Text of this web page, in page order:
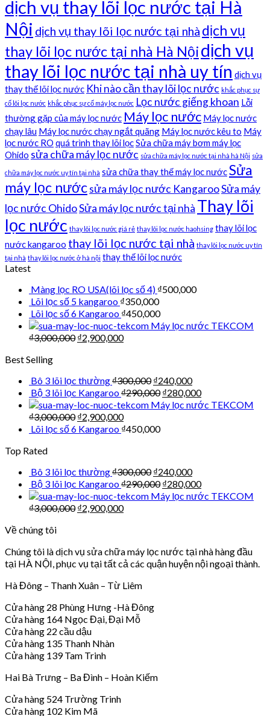
dịch vụ thay lõi lọc nước tại Hà
Nội dịch vụ thay lõi lọc nước tại nhà dịch vụ
thay lõi lọc nước tại nhà Hà Nộidịch vụ
thay lõi lọc nước tại nhà uy tín dịch vụ
thay thế lõi lọc nước Khi nào cần thay lõi lọc nước khắc phục sự
cố lõi lọc nước khắc phục sự cố máy lọc nước Lọc nước giếng khoan Lỗi
thường gặp của máy lọc nước Máy lọc nước Máy lọc nước
chạy lâu Máy lọc nước chạy ngắt quãng Máy lọc nước kêu to Máy
lọc nước RO quá trình thay lõi lọcSửa chữa máy bơm máy lọc
Ohido sửa chữa máy lọc nước sửa chữa máy lọc nước tại nhà hà Nội sửa
chữa máy lọc nước uy tín tại nhà sửa chữa thay thế máy lọc nướcSửa
máy lọc nướcsửa máy lọc nước KangarooSửa máy
lọc nước OhidoSửa máy lọc nước tại nhà Thay lõi
lọc nước thay lõi lọc nước giá rẻ thay lõi lọc nước haohsing thay lõi lọc
nước kangaroo thay lõi lọc nước tại nhà thay lõi lọc nước uy tín
tại nhà thay lõi lọc nước ở hà nội thay thế lõi lọc nước
Latest
Màng lọc RO USA(lõi lọc số 4) ₫500,000
Lõi lọc số 5 kangaroo ₫350,000
Lõi lọc số 6 Kangaroo ₫450,000
Máy lọc nước TEKCOM
₫3,000,000 ₫2,900,000
Best Selling
Bô 3 lõi lọc thường₫300,000 ₫240,000
Bộ 3 lõi lọc Kangaroo₫290,000 ₫280,000
Máy lọc nước TEKCOM
₫3,000,000 ₫2,900,000
Lõi lọc số 6 Kangaroo ₫450,000
Top Rated
Bô 3 lõi lọc thường₫300,000 ₫240,000
Bộ 3 lõi lọc Kangaroo₫290,000 ₫280,000
Máy lọc nước TEKCOM
₫3,000,000 ₫2,900,000
Về chúng tôi
Chúng tôi là dịch vụ sửa chữa máy lọc nước tại nhà hàng đầu
tại HÀ NỘI, phục vụ tại tất cả các quận huyện nội ngoại thành.
Hà Đông – Thanh Xuân – Từ Liêm
Cửa hàng 28 Phùng Hưng -Hà Đông
Cửa hàng 164 Ngọc Đại, Đại Mỗ
Cửa hàng 22 cầu dậu
Cửa hàng 135 Thanh Nhàn
Cửa hàng 139 Tam Trinh
Hai Bà Trưng – Ba Đình – Hoàn Kiếm
Cửa hàng 524 Trường Trinh
Cửa hàng 102 Kim Mã